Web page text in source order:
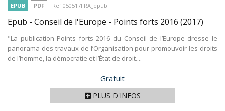
EPUB PDF Ref 050517FRA_epub
Epub - Conseil de l'Europe - Points forts 2016 (2017)
"La publication Points forts 2016 du Conseil de l’Europe dresse le
panorama des travaux de l’Organisation pour promouvoir les droits
de l’homme, la démocratie et l’État de droit....
Prix
Gratuit
PLUS D'INFOS